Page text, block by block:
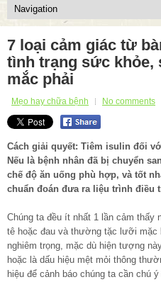
7 loại cảm giác từ
tình trạng sức khỏe,
mắc phải
Mẹo hay chữa bệnh No comments
Cách giải quyết: Tiêm isulin đối
Nếu là bệnh nhân đã bị chuyển
chế độ ăn uống phù hợp, và tốt
chuẩn đoán đưa ra liệu trình điều
Chúng ta đều ít nhất 1 lần cảm thấy
tê hoặc đau và thường tặc lưỡi mặc
nghiêm trọng, mặc dù hiện tượng
hoặc là dấu hiệu mệt mỏi thông
hiệu để cảnh báo chúng ta cần chú